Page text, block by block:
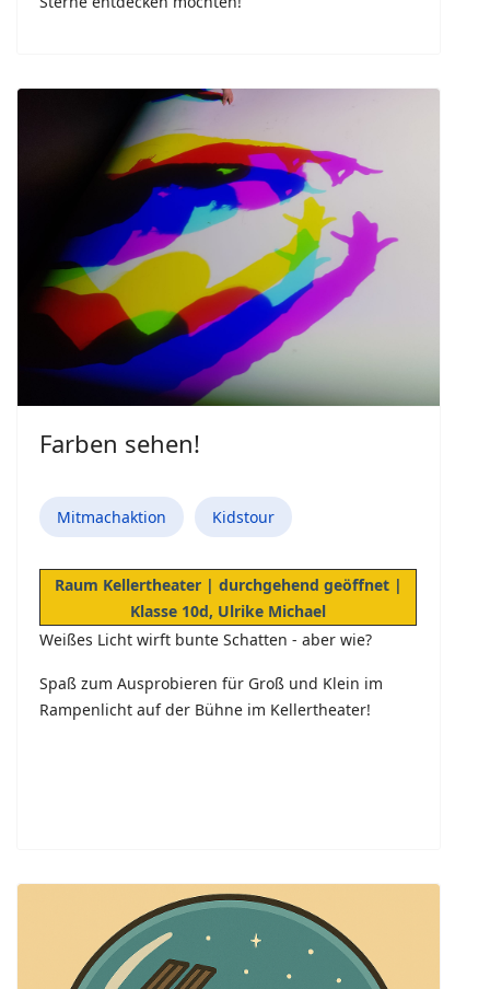
Farben sehen!
Mitmachaktion Kidstour
Raum Kellertheater | durchgehend geöffnet |
Klasse 10d, Ulrike Michael
Weißes Licht wirft bunte Schatten - aber wie?
Spaß zum Ausprobieren für Groß und Klein im
Rampenlicht auf der Bühne im Kellertheater!